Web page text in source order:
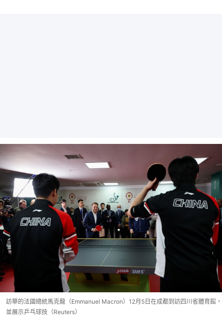
訪華的法國總統馬克龍（Emmanuel Macron）12月5日在成都到訪四川省體育館，
並展示乒乓球技（Reuters）